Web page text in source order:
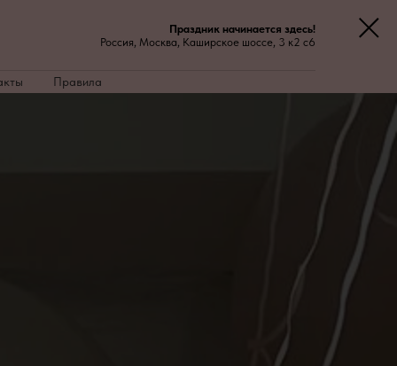
Праздник начинается здесь!
Россия, Москва, Каширское шоссе, 3 к2 с6
Правила